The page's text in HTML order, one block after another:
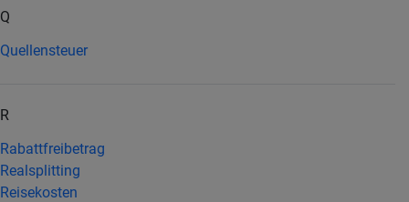
Q
Quellensteuer
R
Rabattfreibetrag
Realsplitting
Reisekosten